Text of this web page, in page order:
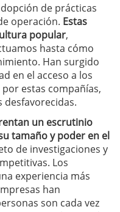
de prácticas
operación. Estas
popular,
hasta cómo
Han surgido
en el acceso a los
estas compañías,
desfavorecidas.
un escrutinio
tamaño y poder en el
de investigaciones y
Los
experiencia más
han
son cada vez